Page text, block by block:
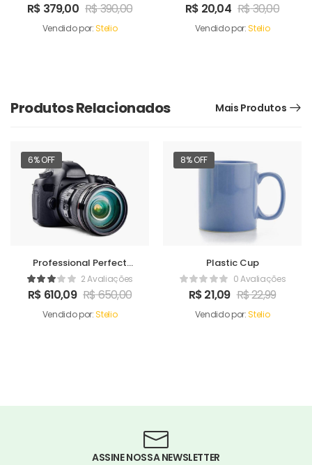
R$ 379,00 R$390,00
Vendido por:Stelio
R$ 20,04 R$30,00
Vendido por:Stelio
Produtos Relacionados Mais Produtos
6% OFF
Professional Perfect
Camera2 Avaliações
R$ 610,09 R$650,00
Vendido por:Stelio
8% OFF
Plastic Cup
0 Avaliações
R$21,09 R$22,99
Vendido por:Stelio
ASSINE NOSSA NEWSLETTER